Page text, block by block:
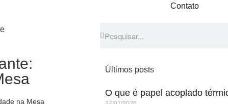
Contato
na Mesa
Últimos posts
O que é papel acoplado